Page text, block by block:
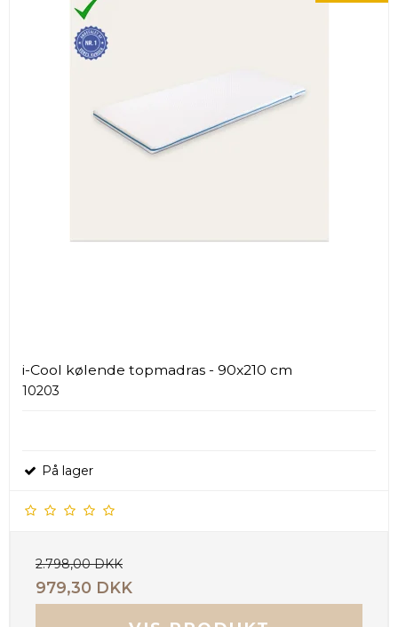
i-Cool kølende topmadras - 90x210 cm
10203
På lager
2.798,00 DKK
979,30 DKK